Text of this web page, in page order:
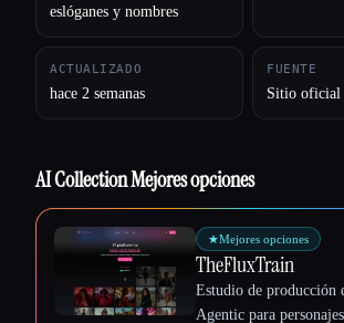
eslóganes y nombres
ACTUALIZADO
hace 2 semanas
FUENTE
Sitio
AI Collection Mejores opciones
★Mejores opciones
TheFluxTrain
Estudio de producción
Agentic para